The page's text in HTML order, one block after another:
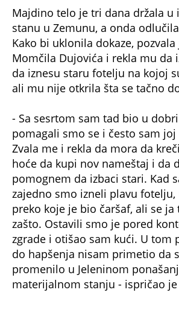
stanu u Zemunu, a onda
Kako bi uklonila dokaze,
Momčila Dujovića i rekla mu da
da iznesu staru fotelju na kojoj
ali mu nije otkrila šta se tačno
pomagali smo se i često sam joj
Zvala me i rekla da mora da
hoće da kupi nov nameštaj i da
pomognem da izbaci stari. Kad
zajedno smo izneli plavu fotelju,
preko koje je bio čaršaf, ali se ja
zašto. Ostavili smo je pored
zgrade i otišao sam kući. U tom
do hapšenja nisam primetio da
promenilo u Jeleninom
materijalnom stanju - ispričao je